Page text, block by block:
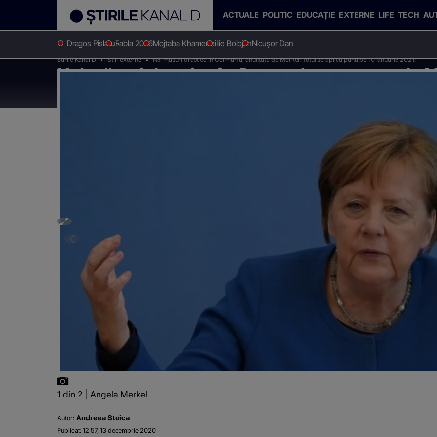
ACTUALE POLITIC EDUCAȚIE EXTERNE LIFE TECH
Dragos PislaruRabla 2026Mojtaba KhameneiIlie BolojanNicușor Dan
Stirile Kanal D Stiri externe Noi măsuri drastice în Germania, anunţate de Merkel: Totul se aplică până pe 10 ianuarie 2021!
Noi măsuri drastice în Germania, anunţate de
1 din 2 | Angela Merkel
Autor: Andreea Stoica
Publicat:12:57, 13 decembrie 2020